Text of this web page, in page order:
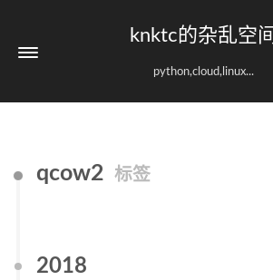
knktc的杂乱空间
python,cloud,linux...
qcow2 标签
2018